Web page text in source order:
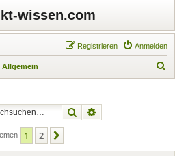
wissen.com
Anmelden
Registrieren
Allgemein
Suche
1 2